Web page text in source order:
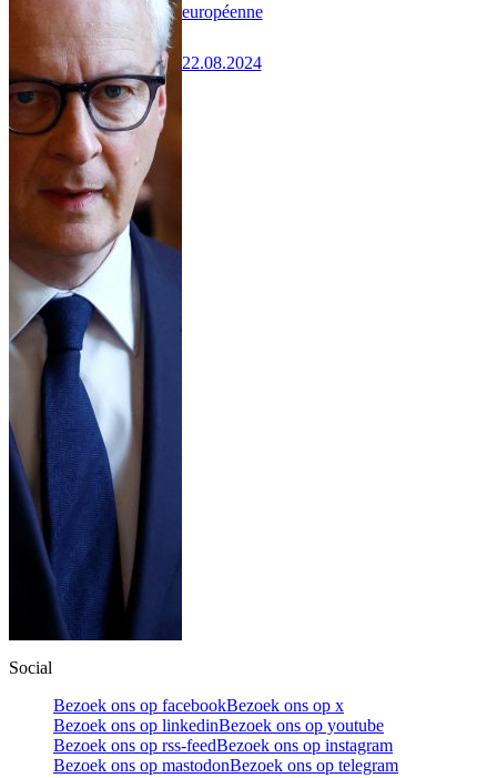
européenne
22.08.2024
Social
Bezoek ons op facebookBezoek ons op x
Bezoek ons op linkedinBezoek ons op youtube
Bezoek ons op rss-feedBezoek ons op instagram
Bezoek ons op mastodonBezoek ons op telegram